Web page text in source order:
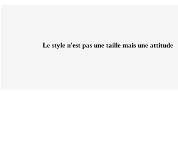
Le style n'est pas une taille mais une attitude